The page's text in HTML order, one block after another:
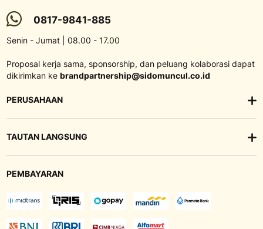
0817-9841-885
Senin - Jumat | 08.00 - 17.00
Proposal kerja sama, sponsorship, dan peluang kolaborasi dapat
dikirimkan ke brandpartnership@sidomuncul.co.id
PERUSAHAAN
TAUTAN LANGSUNG
PEMBAYARAN